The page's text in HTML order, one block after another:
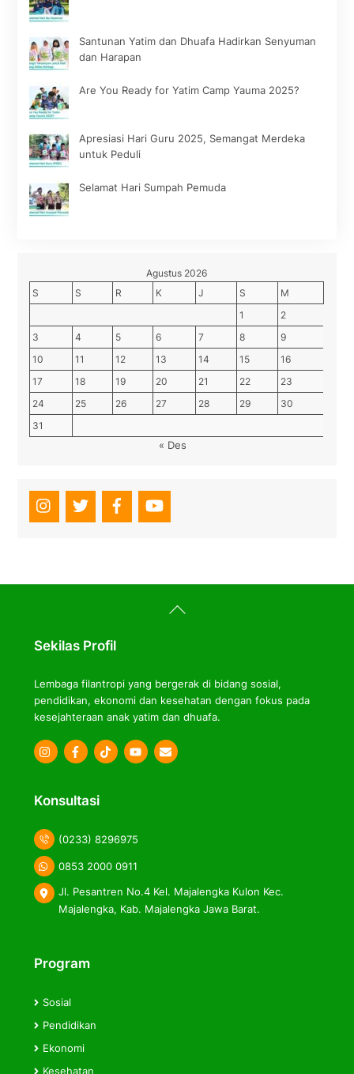
Santunan Yatim dan Dhuafa Hadirkan Senyuman
dan Harapan
Are You Ready for Yatim Camp Yauma 2025?
Apresiasi Hari Guru 2025, Semangat Merdeka
untuk Peduli
Selamat Hari Sumpah Pemuda
Agustus 2026
S
S R K J S
M
1
2
3
4 5 6 7 8
9
10
11 12 13 14 15
16
17
18 19 20 21 22
23
24
25 26 27 28 29
30
31
« Des
Back
To
Sekilas Profil
Lembaga filantropi yang bergerak di bidang sosial,
pendidikan, ekonomi dan kesehatan dengan fokus pada
kesejahteraan anak yatim dan dhuafa.
Icon
Icon
Icon
Konsultasi
(0233) 8296975
0853 2000 0911
Jl. Pesantren No.4 Kel. Majalengka Kulon Kec.
Majalengka, Kab. Majalengka Jawa Barat.
Program
Sosial
Pendidikan
Ekonomi
Kesehatan